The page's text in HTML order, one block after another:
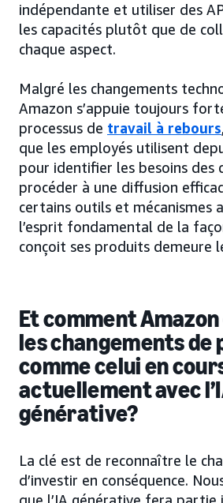
indépendante et utiliser des
les capacités plutôt que de
chaque aspect.
Malgré les changements
Amazon s’appuie toujours
processus de travail à rebours
que les employés utilisent
pour identifier les besoins des
procéder à une diffusion
certains outils et mécanismes
l’esprit fondamental de la
conçoit ses produits demeure
Et comment
les changements de
comme celui en
actuellement avec
générative?
La clé est de reconnaître le
d’investir en conséquence.